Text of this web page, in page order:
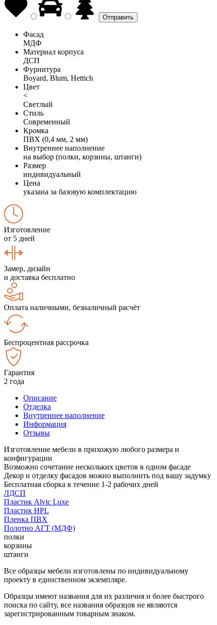
Фасад
МДФ
Материал корпуса
ДСП
Фурнитура
Boyard, Blum, Hettich
Цвет
<
Светлый
Стиль
Современный
Кромка
ПВХ (0,4 мм, 2 мм)
Внутреннее наполнение
на выбор (полки, корзины, штанги)
Размер
индивидуальный
Цена
указана за базовую комплектацию
Изготовление
от 5 дней
Замер, дизайн
и доставка бесплатно
Оплата наличными, безналичный расчёт
Беспроцентная рассрочка
Гарантия
2 года
Описание
Отделка
Внутреннее наполнение
Информация
Отзывы
Изготовление мебели в прихожую любого размера и
конфигурации
Возможно сочетание нескольких цветов в одном фасаде
Декор и отделку фасадов можно выполнить под вашу задумку
Бесплатная сборка в течение 1-2 рабочих дней
ЛДСП
Пластик Alvic Luxe
Пластик HPL
Пленка ПВХ
Полотно АГТ (МДФ)
полки
корзины
штанги
Все образцы мебели изготовлены по индивидуальному
проекту в единственном экземпляре.
Образцы имеют названия для их различия и более быстрого
поиска по сайту, все названия образцов не являются
зарегистрированным товарным знаком.